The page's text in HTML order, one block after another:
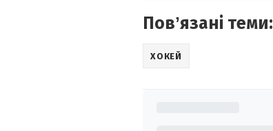
Повʼязані теми:
ХОКЕЙ